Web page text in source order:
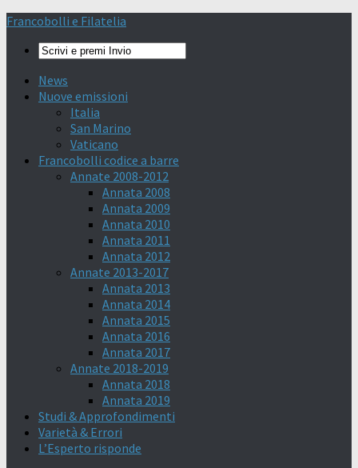
Francobolli e Filatelia
News
Nuove emissioni
Italia
San Marino
Vaticano
Francobolli codice a barre
Annate 2008-2012
Annata 2008
Annata 2009
Annata 2010
Annata 2011
Annata 2012
Annate 2013-2017
Annata 2013
Annata 2014
Annata 2015
Annata 2016
Annata 2017
Annate 2018-2019
Annata 2018
Annata 2019
Studi & Approfondimenti
Varietà & Errori
L’Esperto risponde